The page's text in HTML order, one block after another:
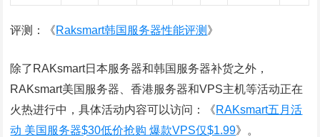
评测：《Raksmart韩国服务器性能评测 》
除了RAKsmart日本服务器和韩国服务器补货之外，
RAKsmart美国服务器、香港服务器和VPS主机等活动正在
火热进行中，具体活动内容可以访问：《RAKsmart五月活
动 美国服务器$30低价抢购 爆款VPS仅$1.99》。